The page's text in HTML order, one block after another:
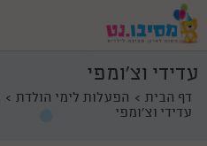
עדידי וצ'ומפי
דף הבית הפעלות לימי הולדת
עדידי וצ'ומפי